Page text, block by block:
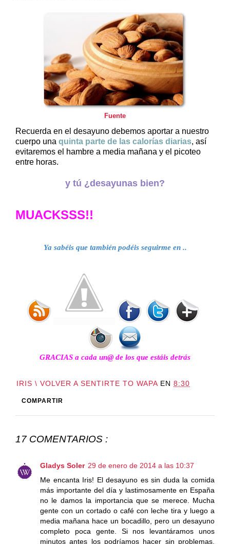
Fuente
Recuerda en el desayuno debemos aportar a nuestro
cuerpo una quinta parte de las calorías diarias, así
evitaremos el hambre a media mañana y el picoteo
entre horas.
y tú ¿desayunas bien?
MUACKSSS!!
Ya sabéis que también podéis seguirme en ..
GRACIAS a cada un@ de los que estáis detrás
IRIS \ VOLVER A SENTIRTE TO WAPA EN 8:30
COMPARTIR
17 COMENTARIOS :
Gladys Soler 29 de enero de 2014 a las 10:37
Me encanta Iris! El desayuno es sin duda la comida
más importante del día y lastimosamente en España
no le damos la importancia que se merece. Mucha
gente con un cortado o café con leche tira y luego a
media mañana hace un bocadillo, pero un desayuno
completo poca gente. Si nos levantáramos unos
minutos antes los podríamos hacer sin problemas.